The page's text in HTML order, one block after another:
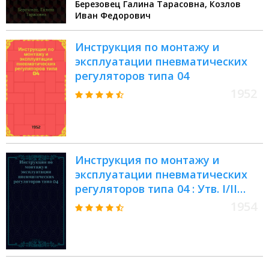
Березовец Галина Тарасовна, Козлов
Иван Федорович
Инструкция по монтажу и
эксплуатации пневматических
регуляторов типа 04
Инструкция по монтажу и
эксплуатации пневматических
регуляторов типа 04 : Утв. I/II
1954 г